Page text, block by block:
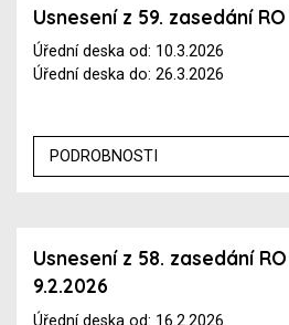
Usnesení z 59. zasedání
Úřední deska od: 10.3.2026
Úřední deska do: 26.3.2026
PODROBNOSTI
Usnesení z 58. zasedání
9.2.2026
Úřední deska od: 16.2.2026